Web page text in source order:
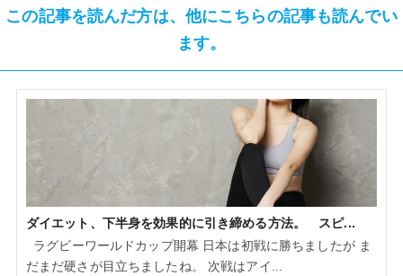
この記事を読んだ方は、他にこちらの記事も読んでい
ます。
ダイエット、下半身を効果的に引き締める方法。 スピ...
ラグビーワールドカップ開幕 日本は初戦に勝ちましたが ま
だまだ硬さが目立ちましたね。 次戦はアイ...